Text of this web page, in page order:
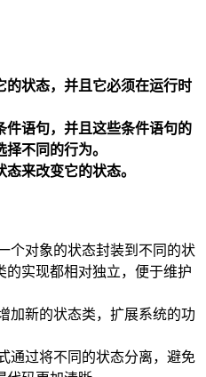
的状态，并且它必须在运行时
件语句，并且这些条件语句的
不同的行为。
来改变它的状态。
个对象的状态封装到不同的状
的实现都相对独立，便于维护
加新的状态类，扩展系统的功
通过将不同的状态分离，避免